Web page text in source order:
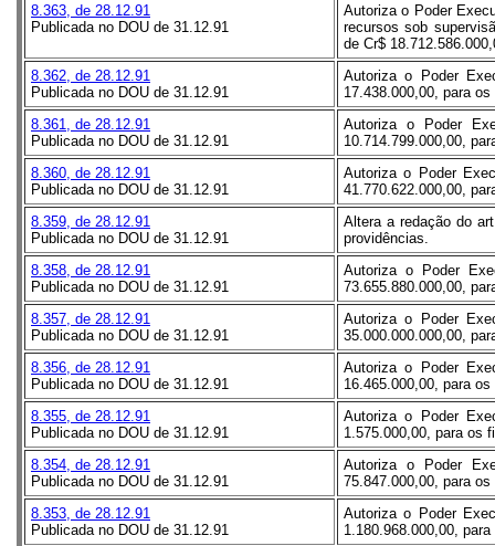
8.363, de 28.12.91
Publicada no DOU de 31.12.91
Autoriza o Poder
recursos sob
de Cr$
8.362, de 28.12.91
Publicada no DOU de 31.12.91
Autoriza o Poder
17.438.000,00, para
8.361, de 28.12.91
Publicada no DOU de 31.12.91
Autoriza o Poder
10.714.799.000,00,
8.360, de 28.12.91
Publicada no DOU de 31.12.91
Autoriza o Poder
41.770.622.000,00,
8.359, de 28.12.91
Publicada no DOU de 31.12.91
Altera a redação do
providências.
8.358, de 28.12.91
Publicada no DOU de 31.12.91
Autoriza o Poder
73.655.880.000,00,
8.357, de 28.12.91
Publicada no DOU de 31.12.91
Autoriza o Poder
35.000.000.000,00,
8.356, de 28.12.91
Publicada no DOU de 31.12.91
Autoriza o Poder
16.465.000,00, para
8.355, de 28.12.91
Publicada no DOU de 31.12.91
Autoriza o Poder
1.575.000,00, para os
8.354, de 28.12.91
Publicada no DOU de 31.12.91
Autoriza o Poder
75.847.000,00, para
8.353, de 28.12.91
Publicada no DOU de 31.12.91
Autoriza o Poder
1.180.968.000,00,